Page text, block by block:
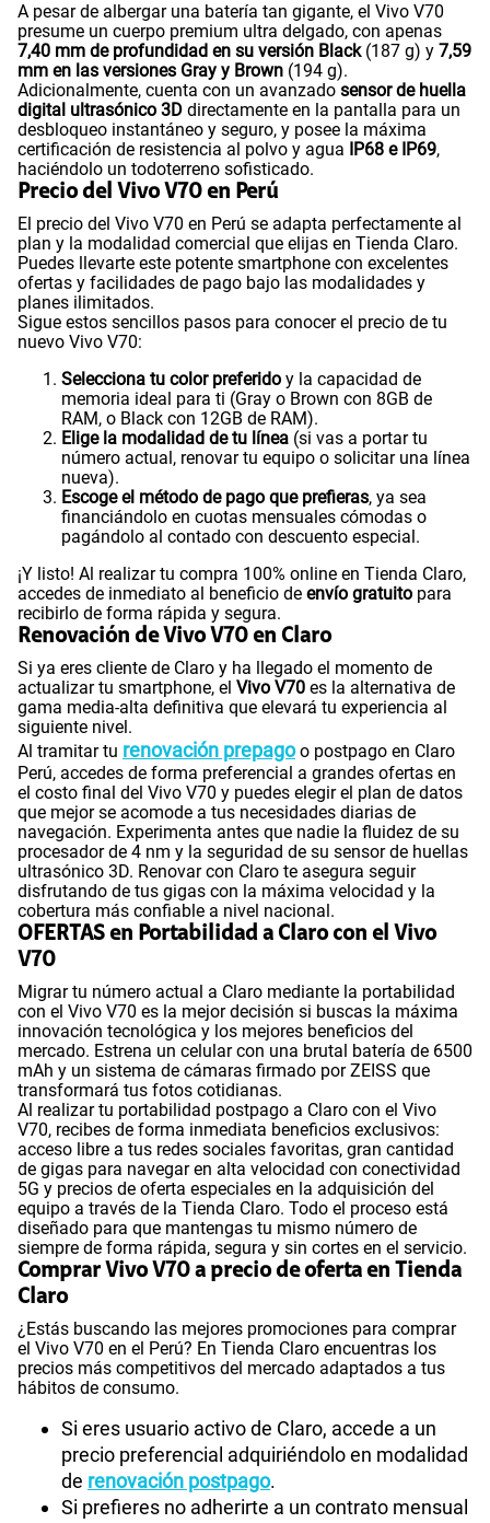
A pesar de albergar una batería tan gigante, el Vivo V70
presume un cuerpo premium ultra delgado, con apenas
7,40 mm de profundidad en su versión Black(187 g) y 7,59
mm en las versiones Gray y Brown (194 g).
Adicionalmente, cuenta con un avanzado sensor de huella
digital ultrasónico 3D directamente en la pantalla para un
desbloqueo instantáneo y seguro, y posee la máxima
certificación de resistencia al polvo y agua IP68 e IP69,
haciéndolo un todoterreno sofisticado.
Precio del Vivo V70 en Perú
El precio del Vivo V70 en Perú se adapta perfectamente al
plan y la modalidad comercial que elijas en Tienda Claro.
Puedes llevarte este potente smartphone con excelentes
ofertas y facilidades de pago bajo las modalidades y
planes ilimitados.
Sigue estos sencillos pasos para conocer el precio de tu
nuevo Vivo V70:
Selecciona tu color preferido y la capacidad de
memoria ideal para ti (Gray o Brown con 8GB de
RAM, o Black con 12GB de RAM).
Elige la modalidad de tu línea (si vas a portar tu
número actual, renovar tu equipo o solicitar una línea
nueva).
Escoge el método de pago que prefieras, ya sea
financiándolo en cuotas mensuales cómodas o
pagándolo al contado con descuento especial.
¡Y listo! Al realizar tu compra 100% online en Tienda Claro,
accedes de inmediato al beneficio de envío gratuito para
recibirlo de forma rápida y segura.
Renovación de Vivo V70 en Claro
Si ya eres cliente de Claro y ha llegado el momento de
actualizar tu smartphone, el Vivo V70 es la alternativa de
gama media-alta definitiva que elevará tu experiencia al
siguiente nivel.
Al tramitar tu renovación prepagoo postpago en Claro
Perú, accedes de forma preferencial a grandes ofertas en
el costo final del Vivo V70 y puedes elegir el plan de datos
que mejor se acomode a tus necesidades diarias de
navegación. Experimenta antes que nadie la fluidez de su
procesador de 4 nm y la seguridad de su sensor de huellas
ultrasónico 3D. Renovar con Claro te asegura seguir
disfrutando de tus gigas con la máxima velocidad y la
cobertura más confiable a nivel nacional.
OFERTAS en Portabilidad a Claro con el Vivo
V70
Migrar tu número actual a Claro mediante la portabilidad
con el Vivo V70 es la mejor decisión si buscas la máxima
innovación tecnológica y los mejores beneficios del
mercado. Estrena un celular con una brutal batería de 6500
mAh y un sistema de cámaras firmado por ZEISS que
transformará tus fotos cotidianas.
Al realizar tu portabilidad postpago a Claro con el Vivo
V70, recibes de forma inmediata beneficios exclusivos:
acceso libre a tus redes sociales favoritas, gran cantidad
de gigas para navegar en alta velocidad con conectividad
5G y precios de oferta especiales en la adquisición del
equipo a través de la Tienda Claro. Todo el proceso está
diseñado para que mantengas tu mismo número de
siempre de forma rápida, segura y sin cortes en el servicio.
Comprar Vivo V70 a precio de oferta en Tienda
Claro
¿Estás buscando las mejores promociones para comprar
el Vivo V70 en el Perú? En Tienda Claro encuentras los
precios más competitivos del mercado adaptados a tus
hábitos de consumo.
Si eres usuario activo de Claro, accede a un
precio preferencial adquiriéndolo en modalidad
de renovación postpago.
Si prefieres no adherirte a un contrato mensual